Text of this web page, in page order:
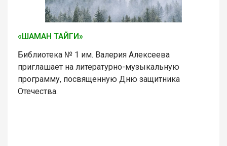
«ШАМАН ТАЙГИ»
Библиотека № 1 им. Валерия Алексеева
приглашает на литературно-музыкальную
программу, посвященную Дню защитника
Отечества.